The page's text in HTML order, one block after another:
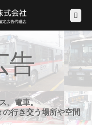
告
、電車。
行き交う場所や空間